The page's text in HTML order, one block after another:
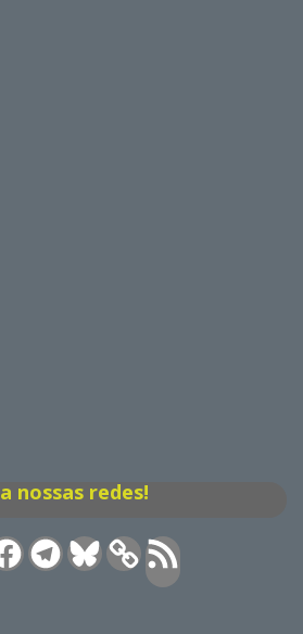
nossas redes!
TelegramBluesky Feed
RSS